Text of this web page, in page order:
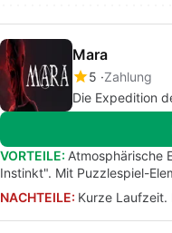
Mara
5 Zahlung
Die Expedition
VORTEILE: Atmosphärische
Instinkt". Mit Puzzlespiel-
NACHTEILE: Kurze Laufzeit.